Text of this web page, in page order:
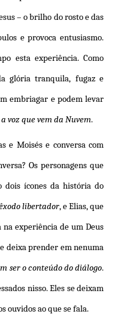
– o brilho do rosto e das
e provoca entusiasmo.
esta experiência. Como
glória tranquila, fugaz e
embriagar e podem levar
a voz que vem da Nuvem.
e Moisés e conversa com
Os personagens que
dois ícones da história do
libertador, e Elias, que
na experiência de um Deus
deixa prender em nenuma
ser o conteúdo do diálogo.
nisso. Eles se deixam
ouvidos ao que se fala.